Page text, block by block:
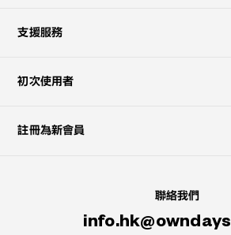
支援服務
初次使用者
註冊為新會員
聯絡我們